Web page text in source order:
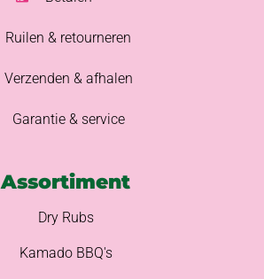
Ruilen & retourneren
Verzenden & afhalen
Garantie & service
Assortiment
Dry Rubs
Kamado BBQ's